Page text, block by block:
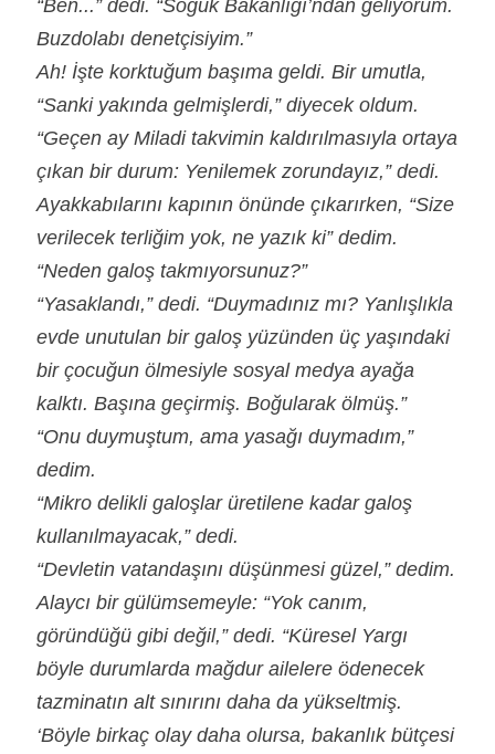
“Ben...” dedi. “Soğuk Bakanlığı’ndan geliyorum.
Buzdolabı denetçisiyim.”
Ah! İşte korktuğum başıma geldi. Bir umutla,
“Sanki yakında gelmişlerdi,” diyecek oldum.
“Geçen ay Miladi takvimin kaldırılmasıyla ortaya
çıkan bir durum: Yenilemek zorundayız,” dedi.
Ayakkabılarını kapının önünde çıkarırken, “Size
verilecek terliğim yok, ne yazık ki” dedim.
“Neden galoş takmıyorsunuz?”
“Yasaklandı,” dedi. “Duymadınız mı? Yanlışlıkla
evde unutulan bir galoş yüzünden üç yaşındaki
bir çocuğun ölmesiyle sosyal medya ayağa
kalktı. Başına geçirmiş. Boğularak ölmüş.”
“Onu duymuştum, ama yasağı duymadım,”
dedim.
“Mikro delikli galoşlar üretilene kadar galoş
kullanılmayacak,” dedi.
“Devletin vatandaşını düşünmesi güzel,” dedim.
Alaycı bir gülümsemeyle: “Yok canım,
göründüğü gibi değil,” dedi. “Küresel Yargı
böyle durumlarda mağdur ailelere ödenecek
tazminatın alt sınırını daha da yükseltmiş.
‘Böyle birkaç olay daha olursa, bakanlık bütçesi